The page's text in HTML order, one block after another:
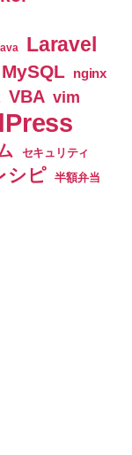
Laravel
MySQL nginx
VBA vim
セキュリティ
シピ 半額弁当